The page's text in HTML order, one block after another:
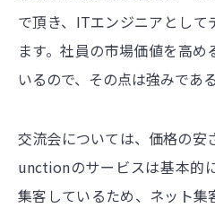
で頂き、ITエンジニアとして
ます。社員の市場価値を高
いるので、その点は強みであ
交流会については、価格の安
unctionのサービスは基本的
集客しているため、ネット